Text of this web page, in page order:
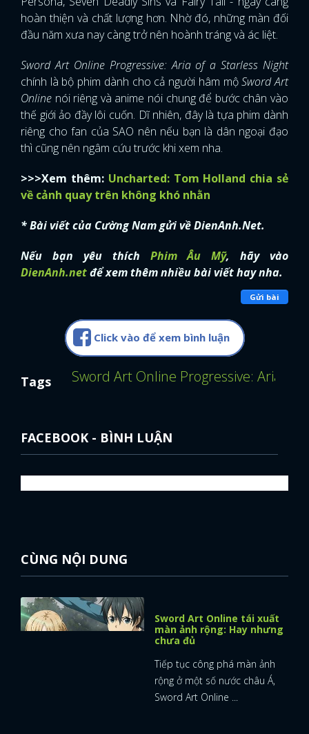
hoàn thiện và chất lượng hơn. Nhờ đó, những màn đối
đầu năm xưa nay càng trở nên hoành tráng và ác liệt.
Sword Art Online Progressive: Aria of a Starless Night
chính là bộ phim dành cho cả người hâm mộSword Art
Online nói riêng và anime nói chung để bước chân vào
thế giới ảo đầy lôi cuốn. Dĩ nhiên, đây là tựa phim dành
riêng cho fan của SAO nên nếu bạn là dân ngoại đạo
thì cũng nên ngâm cứu trước khi xem nha.
>>>Xem thêm: Uncharted: Tom Holland chia sẻ
về cảnh quay trên không khó nhằn
* Bài viết của Cường Nam gửi về DienAnh.Net.
Nếu bạn yêu thích Phim Âu Mỹ, hãy vào
DienAnh.netđể xem thêm nhiều bài viết hay nha.
Gửi bài
Click vào để xem bình luận
Tags Sword Art Online Progressive: Aria Of
FACEBOOK - BÌNH LUẬN
CÙNG NỘI DUNG
Sword Art Online tái xuất
màn ảnh rộng: Hay nhưng
chưa đủ
Tiếp tục công phá màn ảnh
rộng ở một số nước châu Á,
Sword Art Online ...